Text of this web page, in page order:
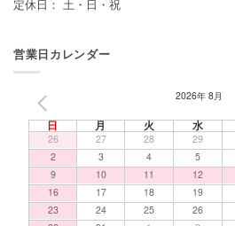
定休日： 土・日・祝
営業日カレンダー
2026年 8月
日 月 火 水
26 27 28 29
2
3 4 5
9
10 11 12
16
17 18 19
23
24 25 26